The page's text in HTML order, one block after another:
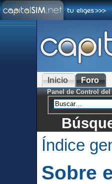
Inicio Foro
Panel de Control del
Índice
Sobre